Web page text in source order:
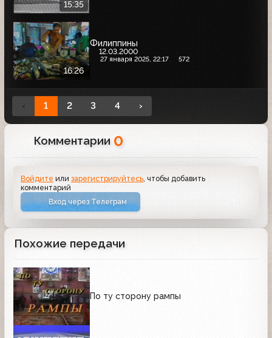
15:35
16:26
Филиппины
12.03.2000
27 января 2025, 22:17 572
‹ 1 2 3 4 ›
Комментарии 0
Войдите илизарегистрируйтесь , чтобы добавить
комментарий
Вход через Телеграм
Похожие передачи
По ту сторону рампы